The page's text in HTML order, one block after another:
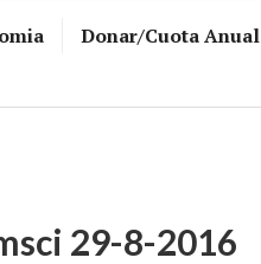
Donar/Cuota Anual
29-8-2016